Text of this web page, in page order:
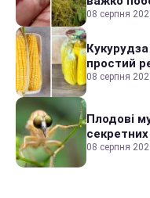
08 серпня
простий
08 серпня
Плодові
08 серпня